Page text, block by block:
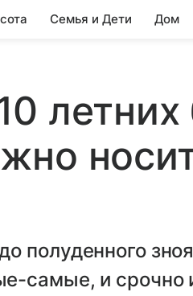
Семья и Дети Дом
летних
полуденного
самые, и срочно